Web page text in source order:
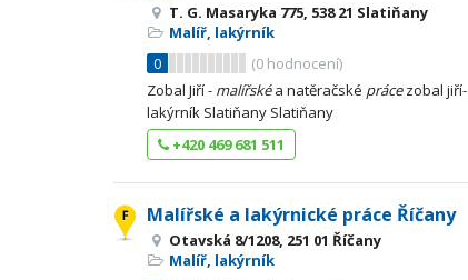
T. G. Masaryka 775, 538 21 Slatiňany
Malíř, lakýrník
0
(0 hodnocení)
Zobal Jiří - malířskéa natěračské prácezobal jiří-
lakýrník Slatiňany Slatiňany
+420 469 681 511
Malířské a lakýrnické práce Říčany
Otavská 8/1208, 251 01 Říčany
Malíř, lakýrník